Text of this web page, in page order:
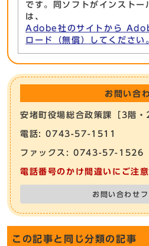
です。同ソフトがインストー
は、
Adobe社のサイトから
ロード（無償）してください
お問い合
安堵町役場総合政策課［3階・
電話: 0743-57-1511
ファックス: 0743-57-1526
電話番号のかけ間違いにご注意
お問い合わせフ
この記事と同じ分類の記事